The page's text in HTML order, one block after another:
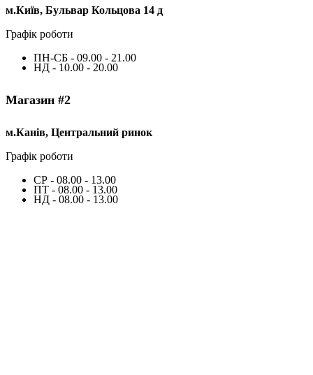
м.Київ, Бульвар Кольцова 14 д
Графік роботи
ПН-СБ - 09.00 - 21.00
НД - 10.00 - 20.00
Магазин #2
м.Канів, Центральний ринок
Графік роботи
СР - 08.00 - 13.00
ПТ - 08.00 - 13.00
НД - 08.00 - 13.00